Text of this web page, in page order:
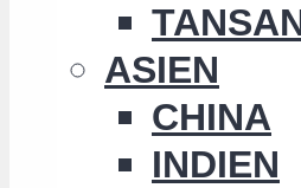
ASIEN
CHINA
INDIEN